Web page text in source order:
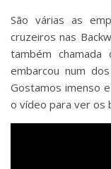
São várias as
cruzeiros nas
também
embarcou num
Gostamos imenso
o vídeo para ver os